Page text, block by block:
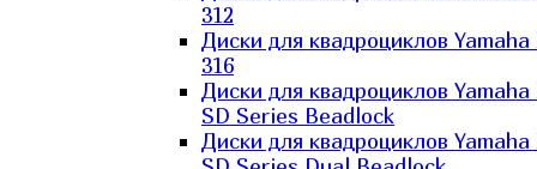
312
Диски для квадроциклов
316
Диски для квадроциклов
SD Series Beadlock
Диски для квадроциклов